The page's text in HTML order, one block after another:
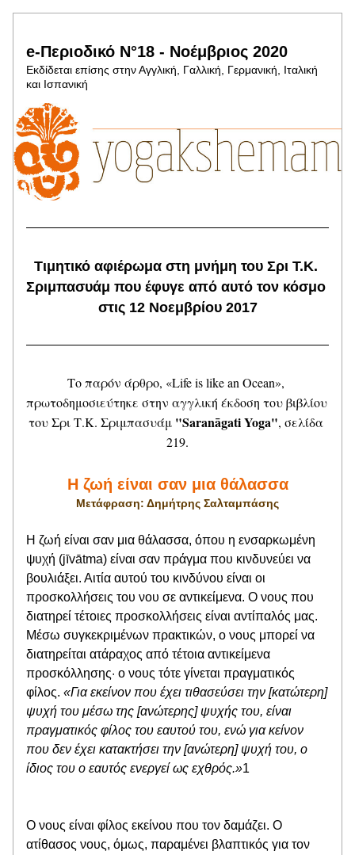
e-Περιοδικό N°18 - Νοέμβριος 2020
Εκδίδεται επίσης στην Αγγλική, Γαλλική, Γερμανική, Ιταλική
και Ισπανική
Τιμητικό αφιέρωμα στη μνήμη του Σρι Τ.Κ.
Σριμπασυάμ που έφυγε από αυτό τον κόσμο
στις 12 Νοεμβρίου 2017
Το παρόν άρθρο, «Life is like an Ocean»,
πρωτοδημοσιεύτηκε στην αγγλική έκδοση του βιβλίου
του Σρι Τ.Κ. Σριμπασυάμ "Saranāgati Yoga", σελίδα
219.
Η ζωή είναι σαν μια θάλασσα
Μετάφραση: Δημήτρης Σαλταμπάσης
Η ζωή είναι σαν μια θάλασσα, όπου η ενσαρκωμένη
ψυχή (jīvātma) είναι σαν πράγμα που κινδυνεύει να
βουλιάξει. Αιτία αυτού του κινδύνου είναι οι
προσκολλήσεις του νου σε αντικείμενα. Ο νους που
διατηρεί τέτοιες προσκολλήσεις είναι αντίπαλός μας.
Μέσω συγκεκριμένων πρακτικών, ο νους μπορεί να
διατηρείται ατάραχος από τέτοια αντικείμενα
προσκόλλησης· ο νους τότε γίνεται πραγματικός
φίλος. «Για εκείνον που έχει τιθασεύσει την [κατώτερη]
ψυχή του μέσω της [ανώτερης] ψυχής του, είναι
πραγματικός φίλος του εαυτού του, ενώ για κείνον
που δεν έχει κατακτήσει την [ανώτερη] ψυχή του, ο
ίδιος του ο εαυτός ενεργεί ως εχθρός.»1
Ο νους είναι φίλος εκείνου που τον δαμάζει. O
ατίθασος νους, όμως, παραμένει βλαπτικός για τον